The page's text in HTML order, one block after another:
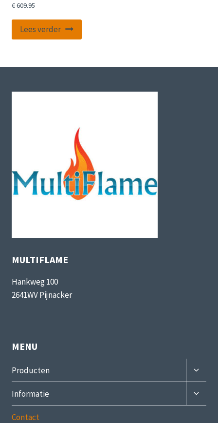
€609.95
Lees verder
MULTIFLAME
Hankweg 100
2641WV Pijnacker
MENU
Producten
Informatie
Contact